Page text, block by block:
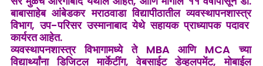
बाबासाहेब आंबेडकर मराठवाडा विद्यापीठातील व्यवस्थापनशास्त्र
विभाग, उप-परिसर उस्मानाबाद येथे सहायक प्राध्यापक पदावर
कार्यरत आहेत.
व्यवस्थापनशास्त्र विभागामध्ये ते MBA आणि MCA च्या
विद्यार्थ्यांना डिजिटल मार्केटींग,वेबसाईट डेव्हलपमेंट, मोबाईल